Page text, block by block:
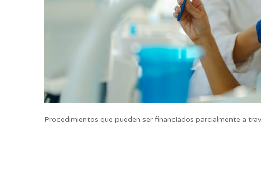
Procedimientos que pueden ser financiados parcialmente a